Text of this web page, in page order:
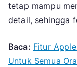
tetap mampu
detail, sehingga
Baca: Fitur
Untuk Semua